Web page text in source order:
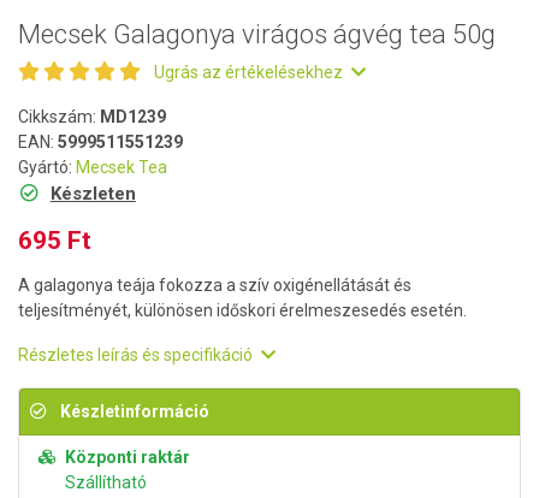
Mecsek Galagonya virágos ágvég tea 50g
Ugrás az értékelésekhez
Cikkszám: MD1239
EAN: 5999511551239
Gyártó: Mecsek Tea
Készleten
695 Ft
A galagonya teája fokozza a szív oxigénellátását és
teljesítményét, különösen időskori érelmeszesedés esetén.
Részletes leírás és specifikáció
Készletinformáció
Központi raktár
Szállítható